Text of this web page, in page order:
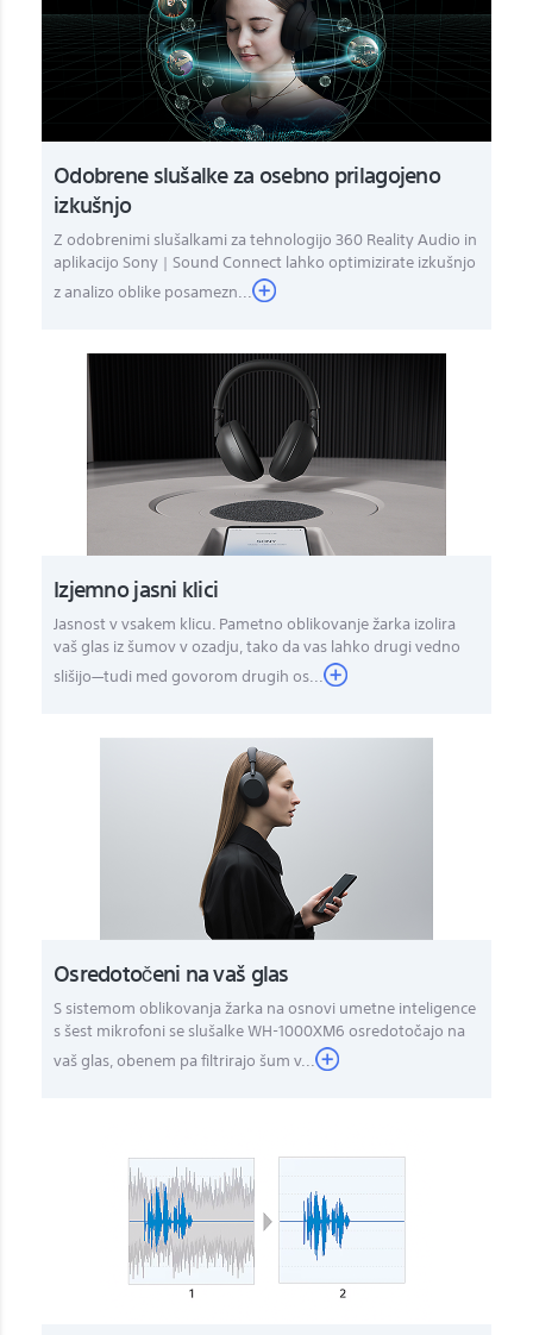
Odobrene slušalke za osebno prilagojeno
izkušnjo
Z odobrenimi slušalkami za tehnologijo 360 Reality Audio in
aplikacijo Sony | Sound Connect lahko optimizirate izkušnjo
z analizo oblike posamezn...
Izjemno jasni klici
Jasnost v vsakem klicu. Pametno oblikovanje žarka izolira
vaš glas iz šumov v ozadju, tako da vas lahko drugi vedno
slišijo—tudi med govorom drugih os...
Osredotočeni na vaš glas
S sistemom oblikovanja žarka na osnovi umetne inteligence
s šest mikrofoni se slušalke WH-1000XM6 osredotočajo na
vaš glas, obenem pa filtrirajo šum v...